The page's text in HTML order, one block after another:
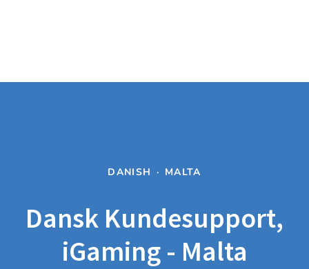
DANISH · MALTA
Dansk Kundesupport,
iGaming - Malta